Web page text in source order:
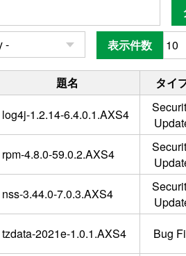
表示件数
題名
タイ
log4j-1.2.14-6.4.0.1.AXS4
rpm-4.8.0-59.0.2.AXS4
nss-3.44.0-7.0.3.AXS4
tzdata-2021e-1.0.1.AXS4
Bug